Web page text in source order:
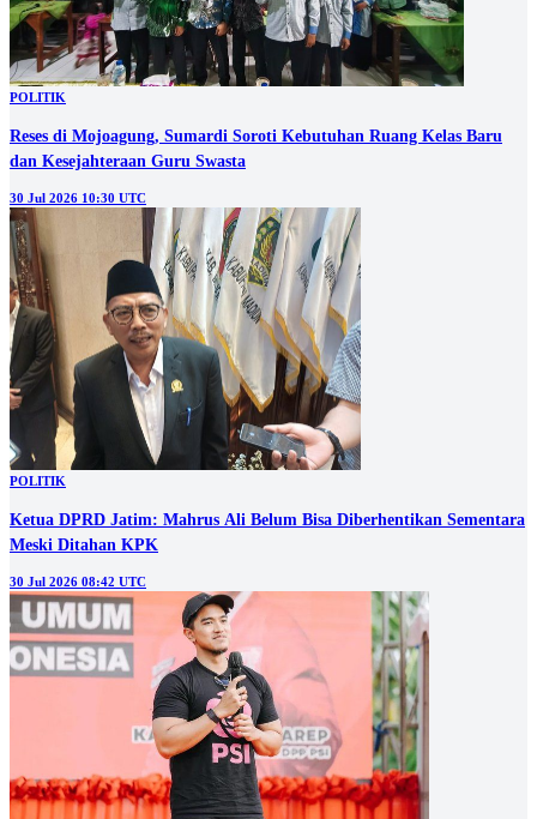
POLITIK
Reses di Mojoagung, Sumardi Soroti Kebutuhan Ruang Kelas Baru
dan Kesejahteraan Guru Swasta
30 Jul 2026 10:30 UTC
POLITIK
Ketua DPRD Jatim: Mahrus Ali Belum Bisa Diberhentikan Sementara
Meski Ditahan KPK
30 Jul 2026 08:42 UTC